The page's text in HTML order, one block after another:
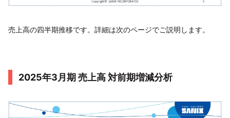
売上高の四半期推移です。詳細は次のページでご説明します。
2025年3月期 売上高 対前期増減分析